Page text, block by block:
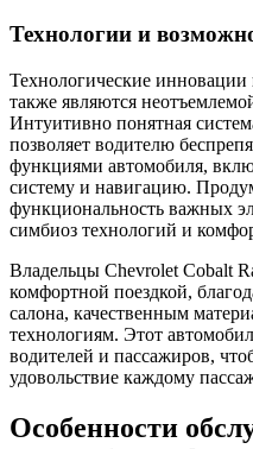
Технологии и
Технологические
также являются
Интуитивно понятная
позволяет водителю
функциями автомобиля,
систему и навигацию.
функциональность важных
симбиоз технологий и
Владельцы Chevrolet Cobalt
комфортной поездкой,
салона, качественным
технологиям. Этот
водителей и пассажиров,
удовольствие каждому
Особенности